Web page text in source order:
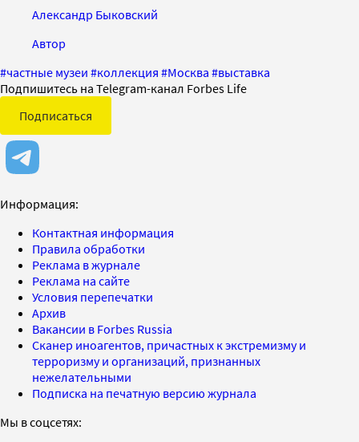
Александр Быковский
Автор
#частные музеи #коллекция #Москва #выставка
Подпишитесь на Telegram-канал Forbes Life
Подписаться
Информация:
Контактная информация
Правила обработки
Реклама в журнале
Реклама на сайте
Условия перепечатки
Архив
Вакансии в Forbes Russia
Сканер иноагентов, причастных к экстремизму и
терроризму и организаций, признанных
нежелательными
Подписка на печатную версию журнала
Мы в соцсетях: